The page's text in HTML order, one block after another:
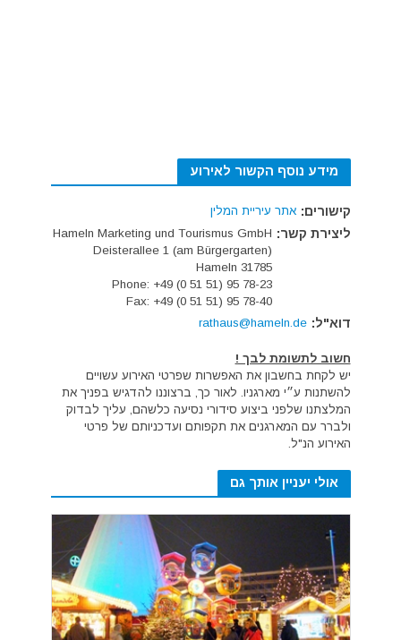
מידע נוסף הקשור לאירוע
קישורים: אתר עיריית המלין
ליצירת קשר: Hameln Marketing und Tourismus GmbH
Deisterallee 1 (am Bürgergarten)
31785 Hameln
Phone: +49 (0 51 51) 95 78-23
Fax: +49 (0 51 51) 95 78-40
דוא"ל: rathaus@hameln.de
חשוב לתשומת לבך !
יש לקחת בחשבון את האפשרות שפרטי האירוע עשויים
להשתנות ע״י מארגניו. לאור כך, ברצוננו להדגיש בפניך את
המלצתנו שלפני ביצוע סידורי נסיעה כלשהם, עליך לבדוק
ולברר עם המארגנים את תקפותם ועדכניותם של פרטי
האירוע הנ"ל.
אולי יעניין אותך גם